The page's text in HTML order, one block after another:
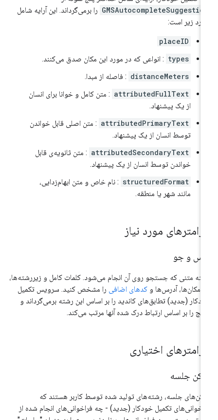
را برمی‌گرداند. این آرایه شامل
زیر است:
placeID
types : انواعی که در مورد این مکان صدق می‌کنند.
distanceMeters : فاصله از مبدا.
attributedFullText : متن کامل و خوانا برای انسان
از یک پیشنهاد.
attributedPrimaryText : متن اصلی قابل خواندن
توسط انسان از یک پیشنهاد.
attributedSecondaryText : متن ثانویه‌ی قابل
خواندن توسط انسان از یک پیشنهاد.
structuredFormat : نام خاص و متن ابهام‌زدایی،
مانند شهر یا منطقه.
مورد نیاز
و جو
متنی که جستجو روی آن انجام می‌شود. کلمات کامل و زیررشته‌ها،
مکان‌ها، آدرس‌ها وکدهای اضافیرا مشخص کنید. سرویس تکمیل
(جدید) تطابق‌های کاندید را بر اساس این رشته برمی‌گرداند و
را بر اساس ارتباط درک شده آنها مرتب می‌کند.
اختیاری
جلسه
جلسه، رشته‌های تولید شده توسط کاربر هستند که
تکمیل خودکار (جدید) - چه فراخوانی‌های انجام شده از